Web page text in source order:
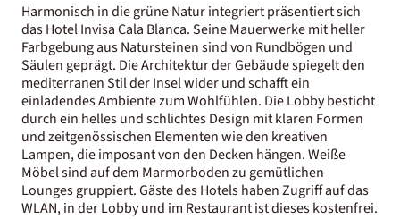
Harmonisch in die grüne Natur integriert präsentiert sich
das Hotel Invisa Cala Blanca. Seine Mauerwerke mit heller
Farbgebung aus Natursteinen sind von Rundbögen und
Säulen geprägt. Die Architektur der Gebäude spiegelt den
mediterranen Stil der Insel wider und schafft ein
einladendes Ambiente zum Wohlfühlen. Die Lobby besticht
durch ein helles und schlichtes Design mit klaren Formen
und zeitgenössischen Elementen wie den kreativen
Lampen, die imposant von den Decken hängen. Weiße
Möbel sind auf dem Marmorboden zu gemütlichen
Lounges gruppiert. Gäste des Hotels haben Zugriff auf das
WLAN, in der Lobby und im Restaurant ist dieses kostenfrei.